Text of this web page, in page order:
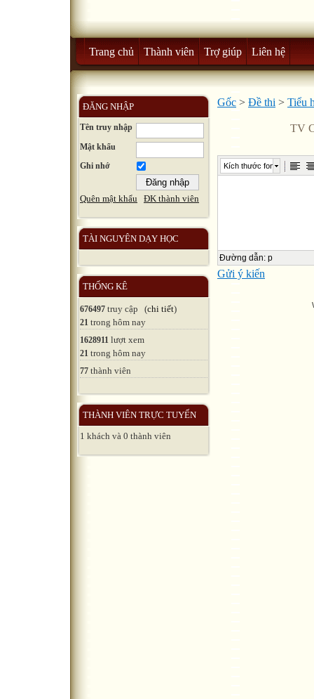
Trang chủ Thành viên Trợ giúp Liên hệ
ĐĂNG NHẬP
Tên truy nhập
Mật khẩu
Ghi nhớ
Quên mật khẩu ĐK thành viên
TÀI NGUYÊN DẠY HỌC
THỐNG KÊ
676497 truy cập (chi tiết)
21 trong hôm nay
1628911 lượt xem
21 trong hôm nay
77 thành viên
THÀNH VIÊN TRỰC TUYẾN
1 khách và 0 thành viên
Gốc > Đề thi > Tiểu
TV
Kích thước font
Đường dẫn: p
Gửi ý kiến